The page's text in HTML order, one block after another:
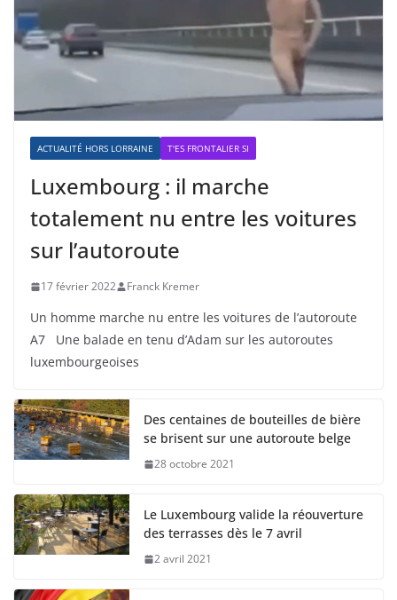
ACTUALITÉ HORS LORRAINE T'ES FRONTALIER SI
Luxembourg : il marche
totalement nu entre les voitures
sur l’autoroute
17 février 2022 Franck Kremer
Un homme marche nu entre les voitures de l’autoroute
A7 Une balade en tenu d’Adam sur les autoroutes
luxembourgeoises
Des centaines de bouteilles de bière
se brisent sur une autoroute belge
28 octobre 2021
Le Luxembourg valide la réouverture
des terrasses dès le 7 avril
2 avril 2021